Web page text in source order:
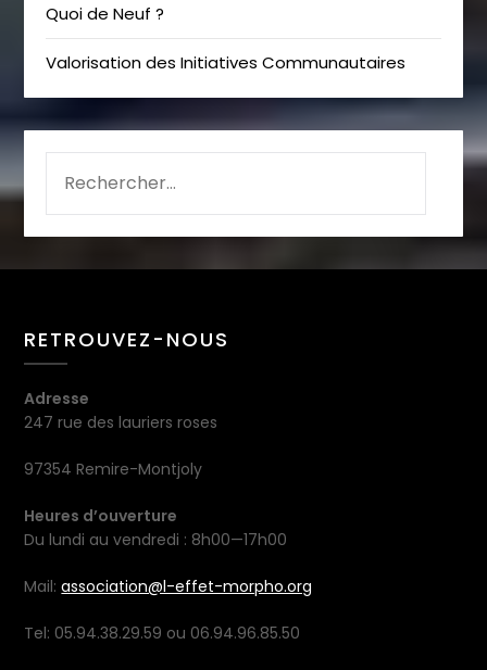
Quoi de Neuf ?
Valorisation des Initiatives Communautaires
RETROUVEZ-NOUS
Adresse
247 rue des lauriers roses
97354 Remire-Montjoly
Heures d’ouverture
Du lundi au vendredi : 8h00—17h00
Mail:association@l-effet-morpho.org
Tel: 05.94.38.29.59 ou 06.94.96.85.50